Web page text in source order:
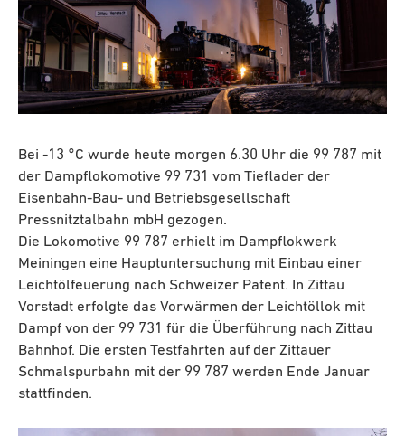
Bei -13 °C wurde heute morgen 6.30 Uhr die 99 787 mit
der Dampflokomotive 99 731 vom Tieflader der
Eisenbahn-Bau- und Betriebsgesellschaft
Pressnitztalbahn mbH gezogen.
Die Lokomotive 99 787 erhielt im Dampflokwerk
Meiningen eine Hauptuntersuchung mit Einbau einer
Leichtölfeuerung nach Schweizer Patent. In Zittau
Vorstadt erfolgte das Vorwärmen der Leichtöllok mit
Dampf von der 99 731 für die Überführung nach Zittau
Bahnhof. Die ersten Testfahrten auf der Zittauer
Schmalspurbahn mit der 99 787 werden Ende Januar
stattfinden.